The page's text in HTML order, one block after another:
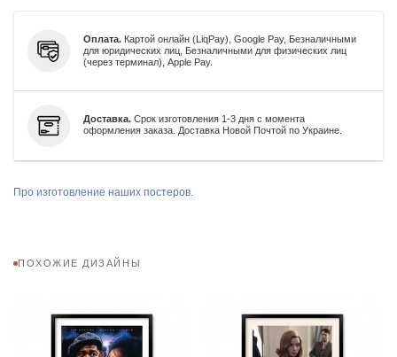
Оплата. Картой онлайн (LiqPay), Google Pay, Безналичными
для юридических лиц, Безналичными для физических лиц
(через терминал), Apple Pay.
Доставка. Срок изготовления 1-3 дня с момента
оформления заказа. Доставка Новой Почтой по Украине.
Про изготовление наших постеров.
ПОХОЖИЕ ДИЗАЙНЫ